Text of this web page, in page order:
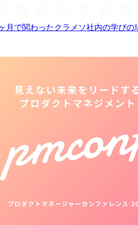
月で関わったクラメソ社内の学びの